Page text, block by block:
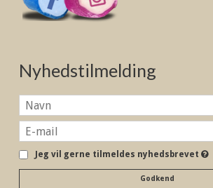
Nyhedstilmelding
Jeg vil gerne tilmeldes nyhedsbrevet
Godkend